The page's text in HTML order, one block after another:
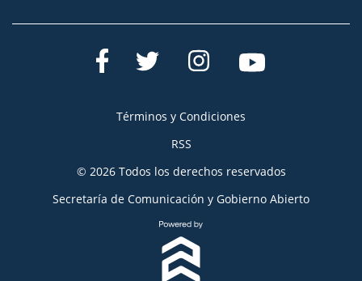
Términos y Condiciones
RSS
© 2026 Todos los derechos reservados
Secretaría de Comunicación y Gobierno Abierto